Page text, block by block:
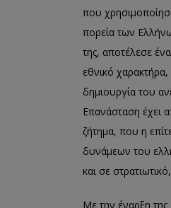
που
πορεία των
της, αποτέλεσε
εθνικό
δημιουργία του
Επανάσταση έχει
ζήτημα, που η
δυνάμεων του
και σε
Με την έναρξη